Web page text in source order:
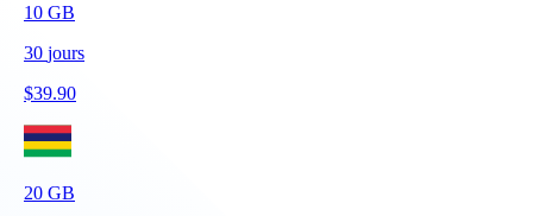
10 GB
30 jours
$39.90
20 GB